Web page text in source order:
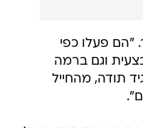
"הם פעלו כפי
וגם ברמה
תודה, מהחייל